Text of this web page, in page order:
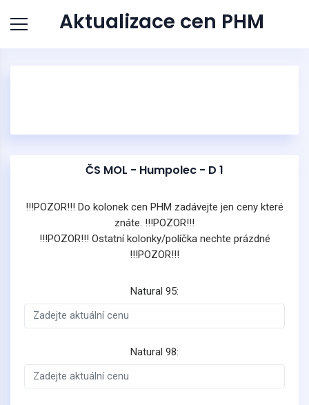
Aktualizace cen PHM
ČS MOL - Humpolec - D 1
!!!POZOR!!! Do kolonek cen PHM zadávejte jen ceny které
znáte. !!!POZOR!!!
!!!POZOR!!! Ostatní kolonky/políčka nechte prázdné
!!!POZOR!!!
Natural 95:
Natural 98: